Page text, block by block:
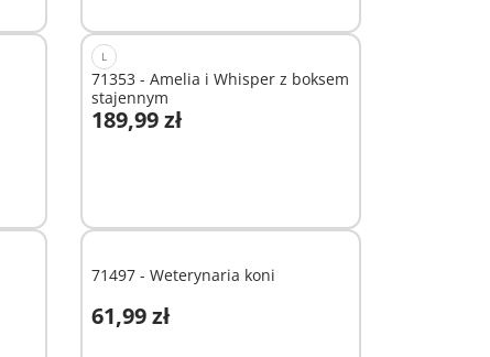
L
71353 - Amelia i Whisper z boksem
stajennym
189,99 zł
71497 - Weterynaria koni
61,99 zł
Dodaj do koszyka